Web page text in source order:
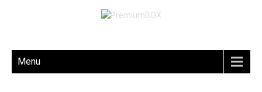
Menu